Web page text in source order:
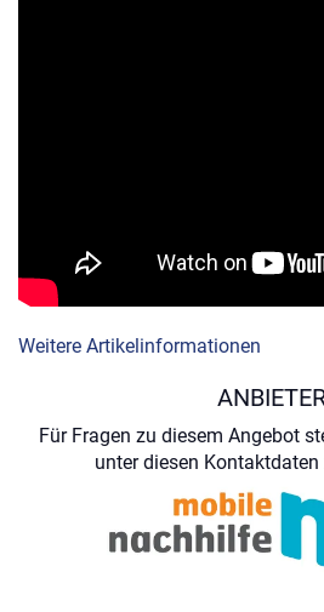
Weitere Artikelinformationen
Für Fragen zu diesem Angebot
unter diesen